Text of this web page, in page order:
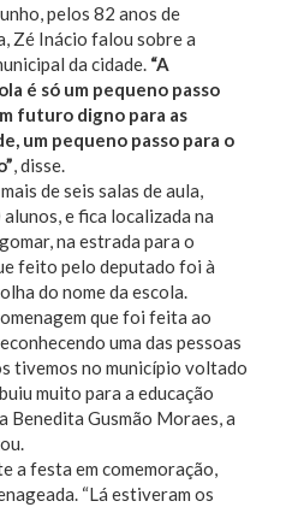
pelos 82 anos de
Zé Inácio falou sobre a
da cidade. “A
é só um pequeno passo
futuro digno para as
um pequeno passo para o
, disse.
de seis salas de aula,
e fica localizada na
na estrada para o
feito pelo deputado foi à
do nome da escola.
que foi feita ao
uma das pessoas
tivemos no município voltado
muito para a educação
Benedita Gusmão Moraes, a
a festa em comemoração,
“Lá estiveram os